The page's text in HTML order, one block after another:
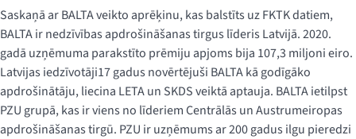
Saskaņā ar BALTA veikto aprēķinu, kas balstīts uz FKTK datiem,
BALTA ir nedzīvības apdrošināšanas tirgus līderis Latvijā. 2020.
gadā uzņēmuma parakstīto prēmiju apjoms bija 107,3 miljoni eiro.
Latvijas iedzīvotāji17 gadus novērtējuši BALTA kā godīgāko
apdrošinātāju, liecina LETA un SKDS veiktā aptauja. BALTA ietilpst
PZU grupā, kas ir viens no līderiem Centrālās un Austrumeiropas
apdrošināšanas tirgū. PZU ir uzņēmums ar 200 gadus ilgu pieredzi